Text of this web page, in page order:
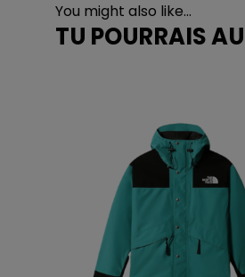
You might also like...
TU POURRAIS